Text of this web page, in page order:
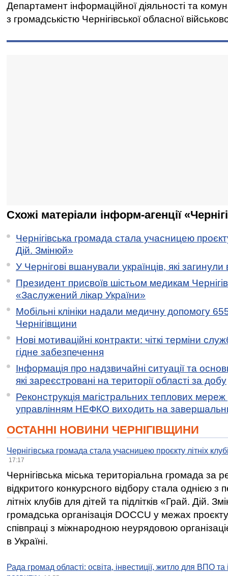
Департамент інформаційної діяльності та
з громадськістю Чернігівської обласної
Схожі матеріали інформ-агенції
Чернігівська громада стала учасницею
Дій. Змінюй»
У Чернігові вшанували українців, які загинули
Президент присвоїв шістьом медикам
«Заслужений лікар України»
Мобільні клініки надали медичну допомогу
Чернігівщини
Нові мотиваційні контракти: чіткі терміни
гідне забезпечення
Інформація про надзвичайні ситуації та
які зареєстровані на території області за добу
Реконструкція магістральних теплових мереж
управлінням НЕФКО виходить на
ОСТАННІ НОВИНИ ЧЕРНІГІВЩИНИ
Чернігівська громада стала учасницею проєкту літніх
17:17
Чернігівська міська територіальна громада за
відкритого конкурсного відбору стала однією
літніх клубів для дітей та підлітків «Грай. Дій.
громадська організація DOCCU у межах
співпраці з міжнародною неурядовою
в Україні.
Рада громад області: освіта, інвестиції, житло для ВПО